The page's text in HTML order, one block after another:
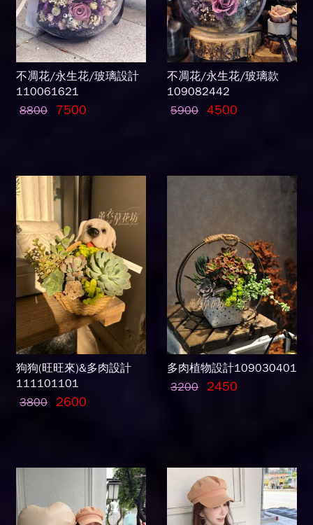
不凋花/永生花/玻璃設計
110061621
8800
7500
不凋花/永生花/玻璃款
109082442
5900 4500
狗狗(旺旺來)&多肉設計
111101101
3800
2600
多肉植物設計109030401
3200
2450